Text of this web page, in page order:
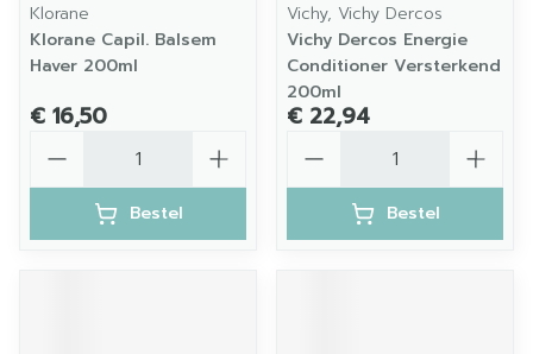
Klorane
Klorane Capil. Balsem
Haver 200ml
€ 16,50
Bestel
Vichy, Vichy Dercos
Vichy Dercos Energie
Conditioner Versterkend
200ml
€ 22,94
Bestel